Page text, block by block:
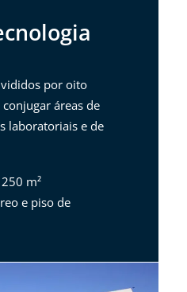
por oito
áreas de
laboratoriais e de
m²
e piso de